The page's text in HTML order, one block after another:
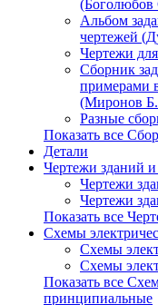
(Боголюбов
Альбом
чертежей
Чертежи
Сборник
примерами
(Миронов
Разные
Показать все
Детали
Чертежи зданий
Чертежи
Чертежи
Показать все
Схемы
Схемы
Схемы
Показать все
принципиальные